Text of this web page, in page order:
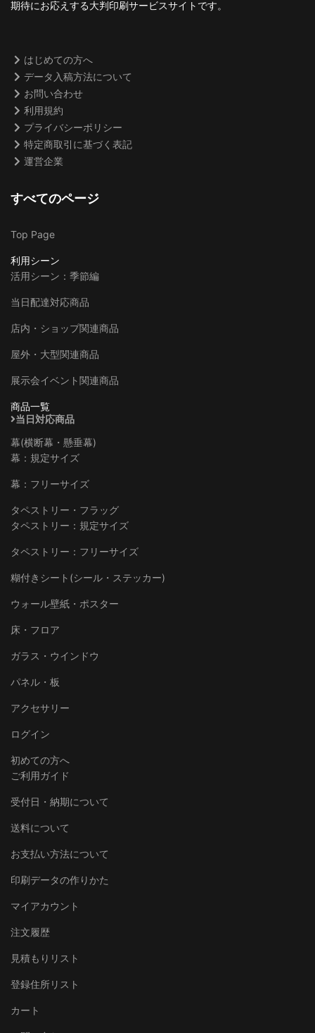
期待にお応えする大判印刷サービスサイトです。
はじめての方へ
データ入稿方法について
お問い合わせ
利用規約
プライバシーポリシー
特定商取引に基づく表記
運営企業
すべてのページ
Top Page
利用シーン
活用シーン：季節編
当日配達対応商品
店内・ショップ関連商品
屋外・大型関連商品
展示会イベント関連商品
商品一覧
当日対応商品
幕(横断幕・懸垂幕)
幕：規定サイズ
幕：フリーサイズ
タペストリー・フラッグ
タペストリー：規定サイズ
タペストリー：フリーサイズ
糊付きシート(シール・ステッカー)
ウォール壁紙・ポスター
床・フロア
ガラス・ウインドウ
パネル・板
アクセサリー
ログイン
初めての方へ
ご利用ガイド
受付日・納期について
送料について
お支払い方法について
印刷データの作りかた
マイアカウント
注文履歴
見積もりリスト
登録住所リスト
カート